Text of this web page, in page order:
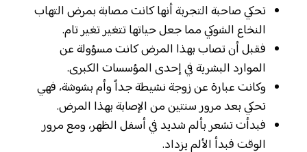
تحكي صاحبة التجربة أنها كانت مصابة بمرض التهاب
النخاع الشوكي مما جعل حياتها تتغير تغير تام.
فقبل أن تصاب بهذا المرض كانت مسؤولة عن
الموارد البشرية في إحدى المؤسسات الكبرى.
وكانت عبارة عن زوجة نشيطة جداً وأم بشوشة، فهي
تحكي بعد مرور سنتين من الإصابة بهذا المرض.
فبدأت تشعر بألم شديد في أسفل الظهر، ومع مرور
الوقت فبدأ الألم يزداد.